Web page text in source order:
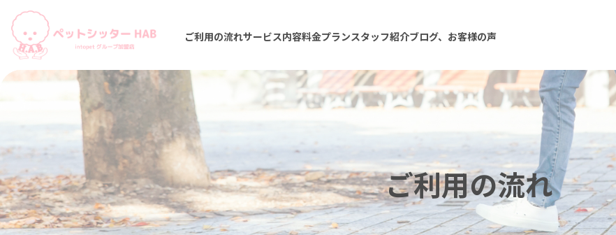
ご利用の流れサービス内容料金プランスタッフ紹介ブログ、お客様の声
ご利用の流れ